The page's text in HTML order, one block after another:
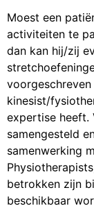
Moest een
activiteiten te
dan kan hij/zij
kinesist/
expertise heeft.
samengesteld
samenwerking
betrokken zijn
beschikbaar